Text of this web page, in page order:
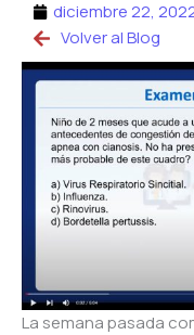
diciembre 22,
Volver al Blog
La semana pasada